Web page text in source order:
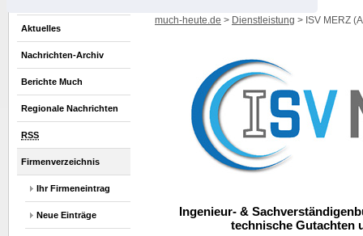
Aktuelles
Nachrichten-Archiv
Berichte Much
Regionale Nachrichten
RSS
Firmenverzeichnis
Ihr Firmeneintrag
Neue Einträge
much-heute.de > Dienstleistung > ISV MERZ
Ingenieur- &
technische Gutachten